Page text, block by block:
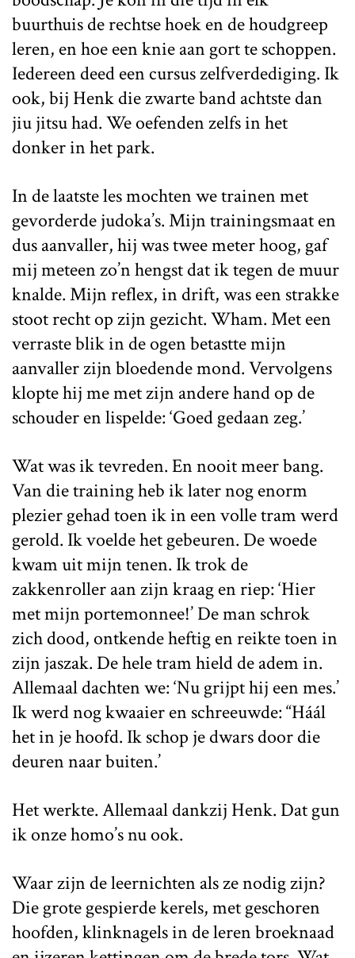
buurthuis de rechtse hoek en de houdgreep
leren, en hoe een knie aan gort te schoppen.
Iedereen deed een cursus zelfverdediging. Ik
ook, bij Henk die zwarte band achtste dan
jiu jitsu had. We oefenden zelfs in het
donker in het park.
In de laatste les mochten we trainen met
gevorderde judoka’s. Mijn trainingsmaat en
dus aanvaller, hij was twee meter hoog, gaf
mij meteen zo’n hengst dat ik tegen de muur
knalde. Mijn reflex, in drift, was een strakke
stoot recht op zijn gezicht. Wham. Met een
verraste blik in de ogen betastte mijn
aanvaller zijn bloedende mond. Vervolgens
klopte hij me met zijn andere hand op de
schouder en lispelde: ‘Goed gedaan zeg.’
Wat was ik tevreden. En nooit meer bang.
Van die training heb ik later nog enorm
plezier gehad toen ik in een volle tram werd
gerold. Ik voelde het gebeuren. De woede
kwam uit mijn tenen. Ik trok de
zakkenroller aan zijn kraag en riep: ‘Hier
met mijn portemonnee!’ De man schrok
zich dood, ontkende heftig en reikte toen in
zijn jaszak. De hele tram hield de adem in.
Allemaal dachten we: ‘Nu grijpt hij een mes.’
Ik werd nog kwaaier en schreeuwde: “Háál
het in je hoofd. Ik schop je dwars door die
deuren naar buiten.’
Het werkte. Allemaal dankzij Henk. Dat gun
ik onze homo’s nu ook.
Waar zijn de leernichten als ze nodig zijn?
Die grote gespierde kerels, met geschoren
hoofden, klinknagels in de leren broeknaad